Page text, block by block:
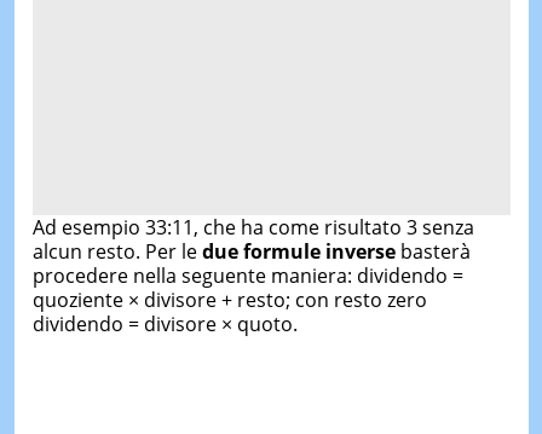
Ad esempio 33:11, che ha come risultato 3 senza
alcun resto. Per ledue formule inversebasterà
procedere nella seguente maniera: dividendo =
quoziente × divisore + resto; con resto zero
dividendo = divisore × quoto.